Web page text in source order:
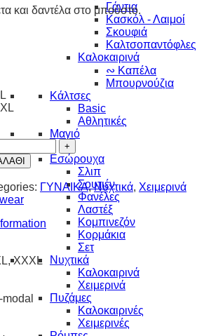
Γάντια
Κασκόλ - Λαιμοί
Σκουφιά
Καλτσοπαντόφλες
Καλοκαιρινά
∾ Καπέλα
Μπουρνούζια
Κάλτσες
Basic
Αθλητικές
Μαγιό
Εσώρουχα
Σλιπ
Σουτιέν
Φανέλες
Λαστέξ
Κομπινεζόν
Κορμάκια
Σετ
Νυχτικά
Καλοκαιρινά
Χειμερινά
Πυζάμες
Καλοκαιρινές
Χειμερινές
και δαντέλα στο μπούστο.
ΓΥΝΑΙΚΑ,Νυχτικά, Χειμερινά
XXXL
modal